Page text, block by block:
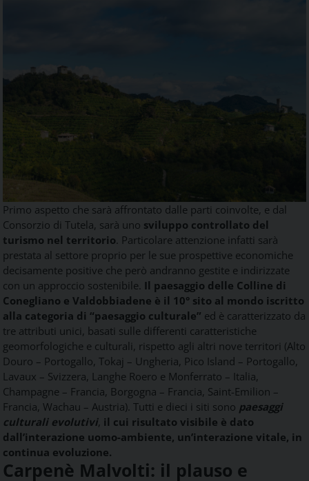
Primo aspetto che sarà affrontato dalle parti coinvolte, e dal
Consorzio di Tutela, sarà uno sviluppo controllato del
turismo nel territorio. Particolare attenzione infatti sarà
prestata al settore proprio per le sue prospettive economiche
decisamente positive che però andranno gestite e indirizzate
con un approccio sostenibile. Il paesaggio delle Colline di
Conegliano e Valdobbiadene è il 10° sito al mondo iscritto
alla categoria di “paesaggio culturale” ed è caratterizzato da
tre attributi unici, basati sulle differenti caratteristiche
geomorfologiche e culturali, rispetto agli altri nove territori (Alto
Douro – Portogallo, Tokaj – Ungheria, Pico Island – Portogallo,
Lavaux – Svizzera, Langhe Roero e Monferrato – Italia,
Champagne – Francia, Borgogna – Francia, Saint-Emilion –
Francia, Wachau – Austria). Tutti e dieci i siti sono paesaggi
culturali evolutivi, il cui risultato visibile è dato
dall’interazione uomo-ambiente, un’interazione vitale, in
continua evoluzione.
Carpenè Malvolti: il plauso e